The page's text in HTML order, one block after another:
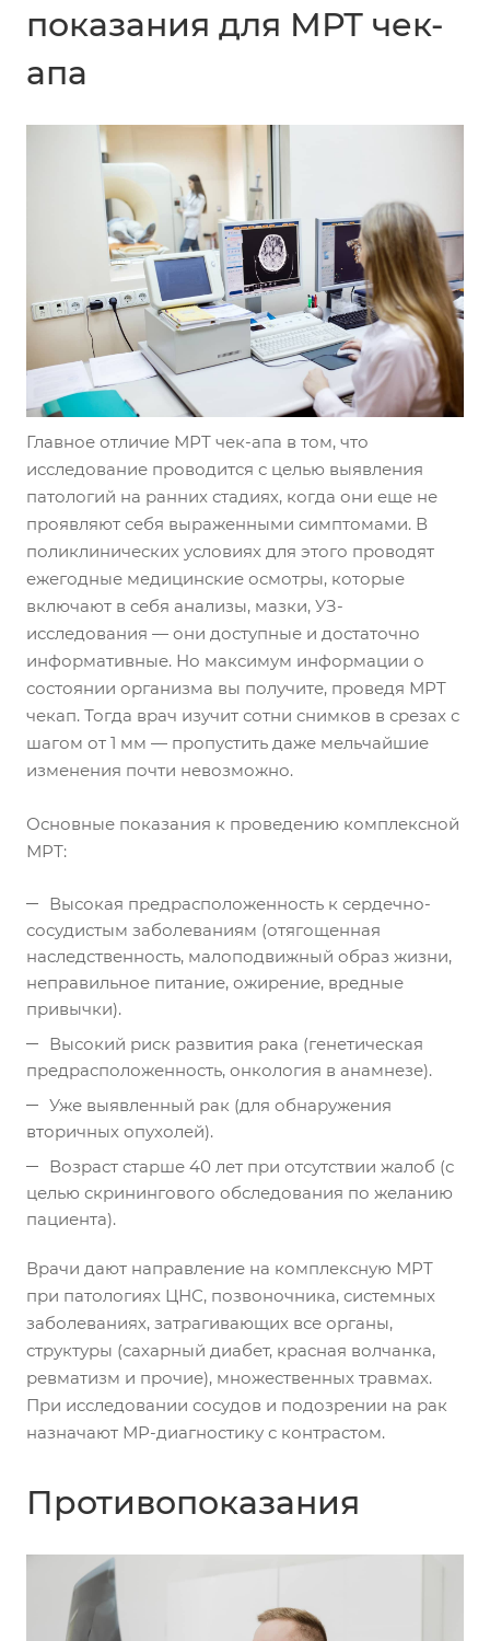
показания для МРТ чек-
апа
Главное отличие МРТ чек-апа в том, что
исследование проводится с целью выявления
патологий на ранних стадиях, когда они еще не
проявляют себя выраженными симптомами. В
поликлинических условиях для этого проводят
ежегодные медицинские осмотры, которые
включают в себя анализы, мазки, УЗ-
исследования — они доступные и достаточно
информативные. Но максимум информации о
состоянии организма вы получите, проведя МРТ
чекап. Тогда врач изучит сотни снимков в срезах с
шагом от 1 мм — пропустить даже мельчайшие
изменения почти невозможно.
Основные показания к проведению комплексной
МРТ:
Высокая предрасположенность к сердечно-
сосудистым заболеваниям (отягощенная
наследственность, малоподвижный образ жизни,
неправильное питание, ожирение, вредные
привычки).
Высокий риск развития рака (генетическая
предрасположенность, онкология в анамнезе).
Уже выявленный рак (для обнаружения
вторичных опухолей).
Возраст старше 40 лет при отсутствии жалоб (с
целью скринингового обследования по желанию
пациента).
Врачи дают направление на комплексную МРТ
при патологиях ЦНС, позвоночника, системных
заболеваниях, затрагивающих все органы,
структуры (сахарный диабет, красная волчанка,
ревматизм и прочие), множественных травмах.
При исследовании сосудов и подозрении на рак
назначают МР-диагностику с контрастом.
Противопоказания